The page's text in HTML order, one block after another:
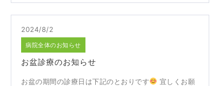
2024/8/2
病院全体のお知らせ
お盆診療のお知らせ
お盆の期間の診療日は下記のとおりです
宜しくお願